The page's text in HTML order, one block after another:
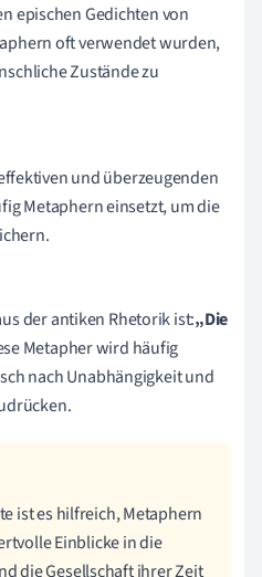
epischen Gedichten von
oft verwendet wurden,
Zustände zu
und überzeugenden
Metaphern einsetzt, um die
der antiken Rhetorik ist:„Die
Metapher wird häufig
nach Unabhängigkeit und
ist es hilfreich, Metaphern
Einblicke in die
die Gesellschaft ihrer Zeit